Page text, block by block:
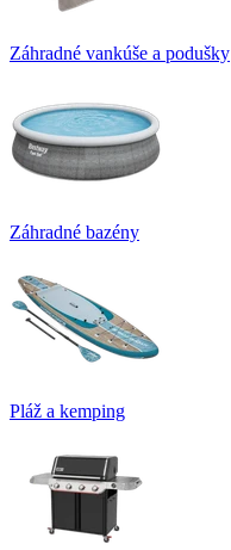
Záhradné vankúše a podušky
Záhradné bazény
Pláž a kemping